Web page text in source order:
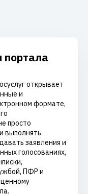
открывает
и
формате,
просто
выполнять
заявления и
голосованиях,
ПФР и